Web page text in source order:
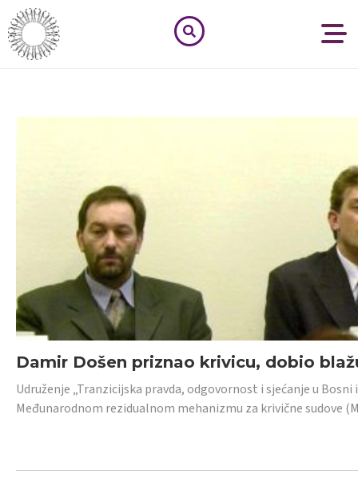
Damir Došen priznao krivicu, dobio
Udruženje „Tranzicijska pravda, odgovornost i sjećanje u
Međunarodnom rezidualnom mehanizmu za krivične sudove